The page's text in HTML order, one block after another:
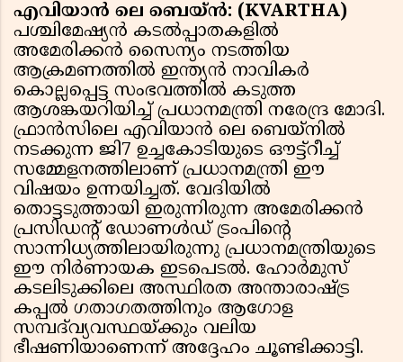
എവിയാൻ ലെ ബെയ്ൻ: (KVARTHA)
പശ്ചിമേഷ്യൻ കടൽപ്പാതകളിൽ
അമേരിക്കൻ സൈന്യം നടത്തിയ
ആക്രമണത്തിൽ ഇന്ത്യൻ നാവികർ
കൊല്ലപ്പെട്ട സംഭവത്തിൽ കടുത്ത
ആശങ്കയറിയിച്ച് പ്രധാനമന്ത്രി നരേന്ദ്ര മോദി.
ഫ്രാൻസിലെ എവിയാൻ ലെ ബെയ്നിൽ
നടക്കുന്ന ജി7 ഉച്ചകോടിയുടെ ഔട്ട്റീച്ച്
സമ്മേളനത്തിലാണ് പ്രധാനമന്ത്രി ഈ
വിഷയം ഉന്നയിച്ചത്. വേദിയിൽ
തൊട്ടടുത്തായി ഇരുന്നിരുന്ന അമേരിക്കൻ
പ്രസിഡൻ്റ് ഡോണൾഡ് ട്രംപിൻ്റെ
സാന്നിധ്യത്തിലായിരുന്നു പ്രധാനമന്ത്രിയുടെ
ഈ നിർണായക ഇടപെടൽ. ഹോർമുസ്
കടലിടുക്കിലെ അസ്ഥിരത അന്താരാഷ്ട്ര
കപ്പൽ ഗതാഗതത്തിനും ആഗോള
സമ്പദ്‌വ്യവസ്ഥയ്ക്കും വലിയ
ഭീഷണിയാണെന്ന് അദ്ദേഹം ചൂണ്ടിക്കാട്ടി.